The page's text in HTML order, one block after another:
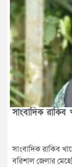
সাংবা‌দিক রাকিব
সাংবাদিক রাকিব
বরিশাল জেলার